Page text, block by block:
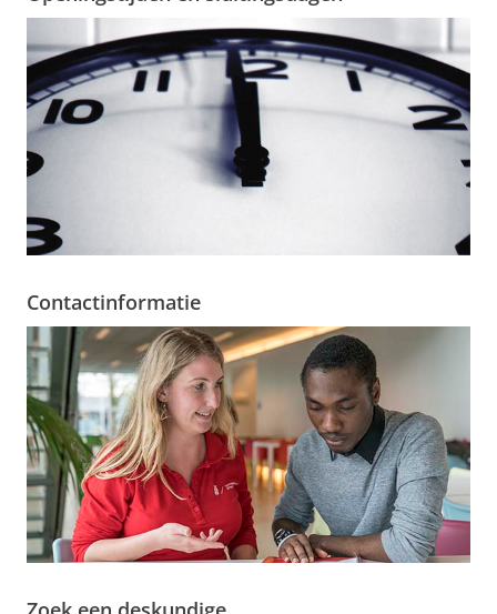
Contactinformatie